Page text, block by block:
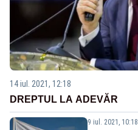
14 iul. 2021, 12:18
DREPTUL LA ADEVĂR
9 iul. 2021, 10:18